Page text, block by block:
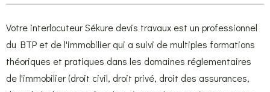
Votre interlocuteur Sékure devis travaux est un professionnel
du BTP et de l'immobilier qui a suivi de multiples formations
théoriques et pratiques dans les domaines réglementaires
de l'immobilier (droit civil, droit privé, droit des assurances,